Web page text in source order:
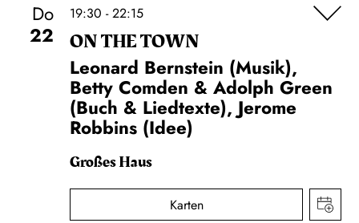
Do
22
19:30 - 22:15
ON THE TOWN
Leonard Bernstein (Musik),
Betty Comden & Adolph Green
(Buch & Liedtexte), Jerome
Robbins (Idee)
Großes Haus
Karten